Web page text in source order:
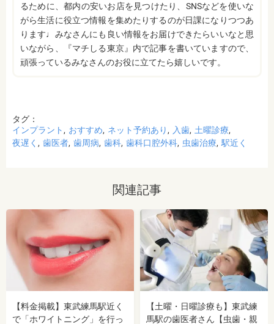
るために、都内の安いお店を見つけたり、SNSなどを使いな
がら生活に役立つ情報を集めたりするのが日課になりつつあ
ります♩みなさんにも良い情報をお届けできたらいいなと思
いながら、『マチしる東京』内で記事を書いていますので、
頑張っているみなさんのお役に立てたら嬉しいです。
タグ：
インプラント
おすすめ ネット予約あり 入歯 土曜診療
夜遅く
歯医者 歯周病 歯科 歯科口腔外科 虫歯治療 駅近く
関連記事
【料金掲載】東武練馬駅近く
で「ホワイトニング」を行っ
【土曜・日曜診療も】東武練
馬駅の歯医者さん【虫歯・親